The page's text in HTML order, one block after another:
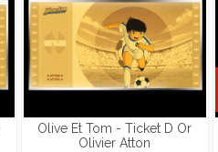
Olive Et Tom - Ticket D Or
Olivier Atton